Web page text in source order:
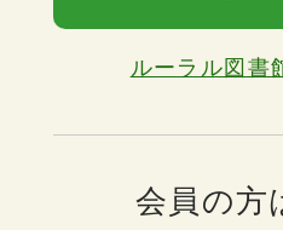
ルーラル図書
会員の方